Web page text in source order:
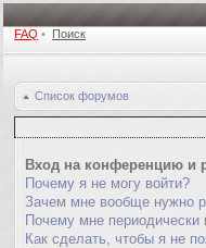
FAQ • Поиск
Список форумов
Вход на конференцию и
Почему я не могу войти?
Зачем мне вообще нужно
Почему мне
Как сделать, чтобы я не